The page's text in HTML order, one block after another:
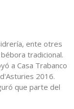
ente otres
tradicional.
a Casa Trabanco
2016.
que parte del